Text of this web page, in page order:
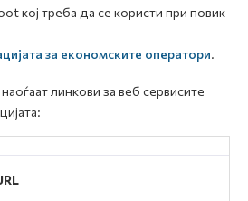
кој треба да се користи при повик
за економските оператори.
линкови за веб сервисите